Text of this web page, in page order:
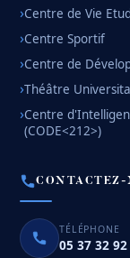
Centre de Vie
Centre Sportif
Centre de
Théâtre
Centre
(CODE<212>)
CONTACTEZ-
TÉLÉPHONE
05 37 32